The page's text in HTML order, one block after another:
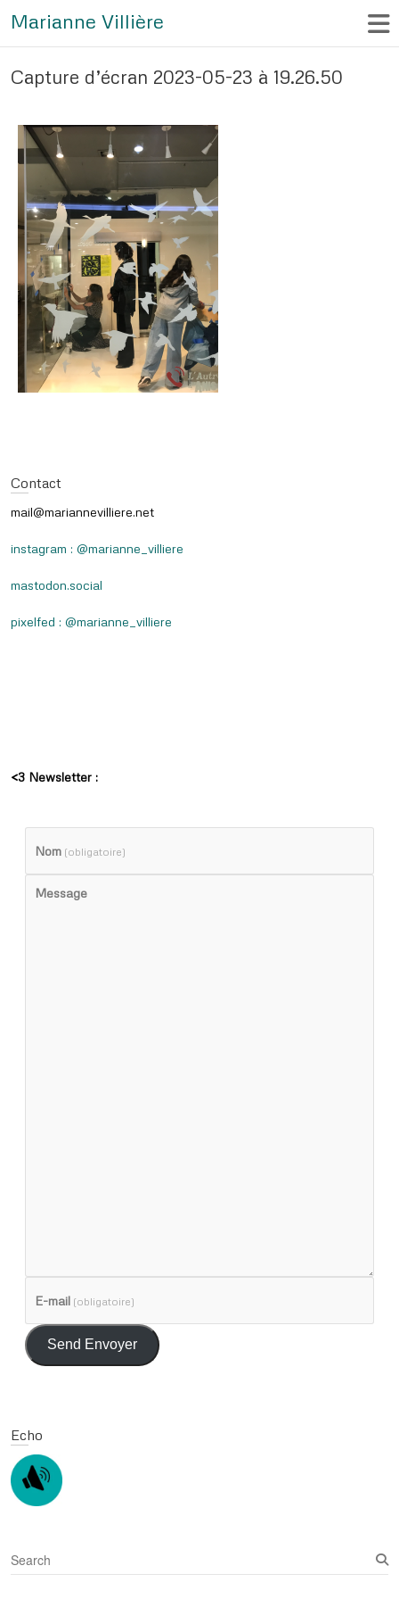
Marianne Villière
Capture d’écran 2023-05-23 à 19.26.50
Contact
mail@mariannevilliere.net
instagram : @marianne_villiere
mastodon.social
pixelfed : @marianne_villiere
<3 Newsletter :
Nom (obligatoire)
Message
E-mail (obligatoire)
Send Envoyer
Echo
S
e